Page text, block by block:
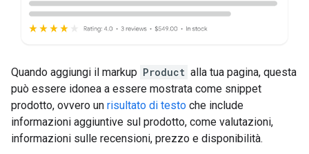
Quando aggiungi il markup Product alla tua pagina, questa
può essere idonea a essere mostrata come snippet
prodotto, ovvero un risultato di testo che include
informazioni aggiuntive sul prodotto, come valutazioni,
informazioni sulle recensioni, prezzo e disponibilità.